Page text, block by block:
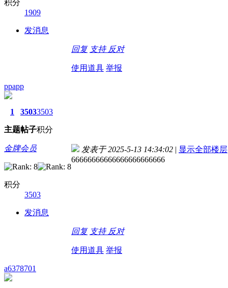
积分
1909
发消息
回复 支持 反对
使用道具 举报
ppapp
1
主题
3503
帖子
3503
积分
金牌会员
积分
3503
发消息
发表于 2025-5-13 14:34:02 | 显示全部楼层
66666666666666666666666
回复 支持 反对
使用道具 举报
a6378701